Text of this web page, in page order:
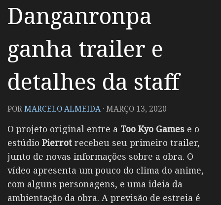
Danganronpa
ganha trailer e
detalhes da staff
PORMARCELO ALMEIDA ·MARÇO 13, 2020
O projeto original entre a Too Kyo Games e o
estúdio Pierrot recebeu seu primeiro trailer,
junto de novas informações sobre a obra. O
vídeo apresenta um pouco do clima do anime,
com alguns personagens, e uma ideia da
ambientação da obra. A previsão de estreia é